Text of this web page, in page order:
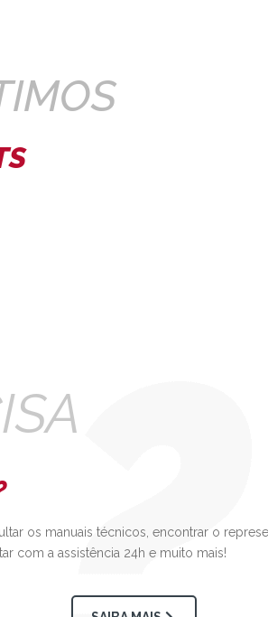
os manuais técnicos, encontrar o
com a assistência 24h e muito mais!